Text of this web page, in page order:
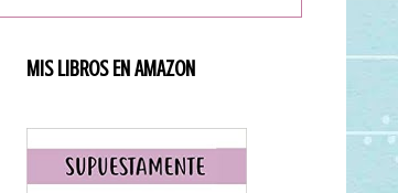
MIS LIBROS EN AMAZON